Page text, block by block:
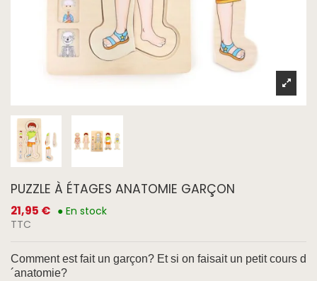
PUZZLE À ÉTAGES ANATOMIE GARÇON
21,95 € ● En stock
TTC
Comment est fait un garçon? Et si on faisait un petit cours d
´anatomie?